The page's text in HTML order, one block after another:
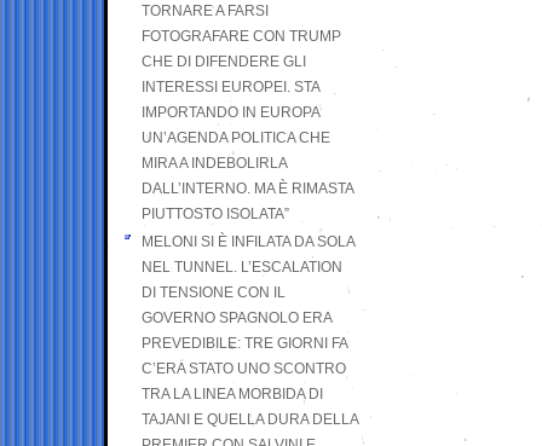
TORNARE A FARSI
FOTOGRAFARE CON TRUMP
CHE DI DIFENDERE GLI
INTERESSI EUROPEI. STA
IMPORTANDO IN EUROPA
UN’AGENDA POLITICA CHE
MIRA A INDEBOLIRLA
DALL’INTERNO. MA È RIMASTA
PIUTTOSTO ISOLATA”
MELONI SI È INFILATA DA SOLA
NEL TUNNEL. L’ESCALATION
DI TENSIONE CON IL
GOVERNO SPAGNOLO ERA
PREVEDIBILE: TRE GIORNI FA
C’ERA STATO UNO SCONTRO
TRA LA LINEA MORBIDA DI
TAJANI E QUELLA DURA DELLA